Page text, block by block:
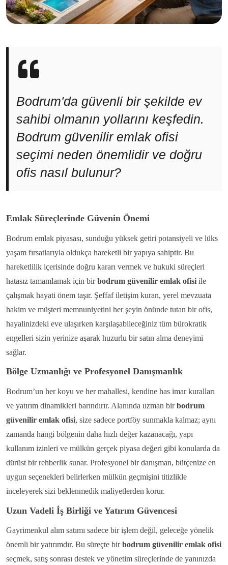
Bodrum'da güvenli bir şekilde ev
sahibi olmanın yollarını keşfedin.
Bodrum güvenilir emlak ofisi
seçimi neden önemlidir ve doğru
ofis nasıl bulunur?
Emlak Süreçlerinde Güvenin Önemi
Bodrum emlak piyasası, sunduğu yüksek getiri potansiyeli ve lüks
yaşam fırsatlarıyla oldukça hareketli bir yapıya sahiptir. Bu
hareketlilik içerisinde doğru kararı vermek ve hukuki süreçleri
hatasız tamamlamak için birbodrum güvenilir emlak ofisi ile
çalışmak hayati önem taşır. Şeffaf iletişim kuran, yerel mevzuata
hakim ve müşteri memnuniyetini her şeyin önünde tutan bir ofis,
hayalinizdeki eve ulaşırken karşılaşabileceğiniz tüm bürokratik
engelleri sizin yerinize aşarak huzurlu bir satın alma deneyimi
sağlar.
Bölge Uzmanlığı ve Profesyonel Danışmanlık
Bodrum’un her koyu ve her mahallesi, kendine has imar kuralları
ve yatırım dinamikleri barındırır. Alanında uzman birbodrum
güvenilir emlak ofisi, size sadece portföy sunmakla kalmaz; aynı
zamanda hangi bölgenin daha hızlı değer kazanacağı, yapı
kullanım izinleri ve mülkün gerçek piyasa değeri gibi konularda da
dürüst bir rehberlik sunar. Profesyonel bir danışman, bütçenize en
uygun seçenekleri belirlerken mülkün geçmişini titizlikle
inceleyerek sizi beklenmedik maliyetlerden korur.
Uzun Vadeli İş Birliği ve Yatırım Güvencesi
Gayrimenkul alım satımı sadece bir işlem değil, geleceğe yönelik
önemli bir yatırımdır. Bu süreçte birbodrum güvenilir emlak ofisi
seçmek, satış sonrası destek ve yönetim süreçlerinde de yanınızda